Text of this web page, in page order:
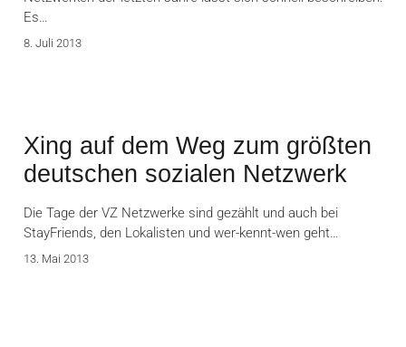
Es…
8. Juli 2013
Xing auf dem Weg zum größten
deutschen sozialen Netzwerk
Die Tage der VZ Netzwerke sind gezählt und auch bei
StayFriends, den Lokalisten und wer-kennt-wen geht…
13. Mai 2013